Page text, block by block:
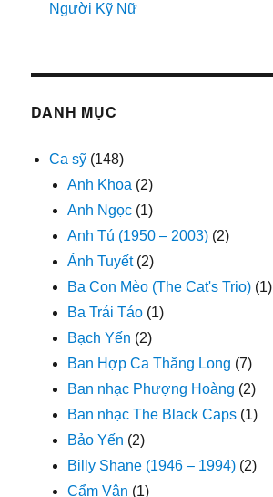
Người Kỹ Nữ
DANH MỤC
Ca sỹ (148)
Anh Khoa (2)
Anh Ngọc (1)
Anh Tú (1950 – 2003) (2)
Ánh Tuyết(2)
Ba Con Mèo (The Cat's Trio) (1)
Ba Trái Táo (1)
Bạch Yến (2)
Ban Hợp Ca Thăng Long (7)
Ban nhạc Phượng Hoàng (2)
Ban nhạc The Black Caps (1)
Bảo Yến (2)
Billy Shane (1946 – 1994) (2)
Cẩm Vân (1)